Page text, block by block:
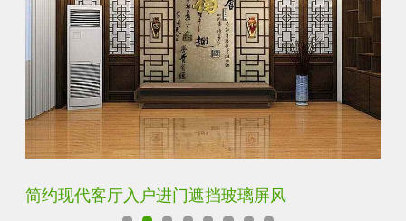
玻璃屏风 铁艺不锈钢玻璃屏风隔断